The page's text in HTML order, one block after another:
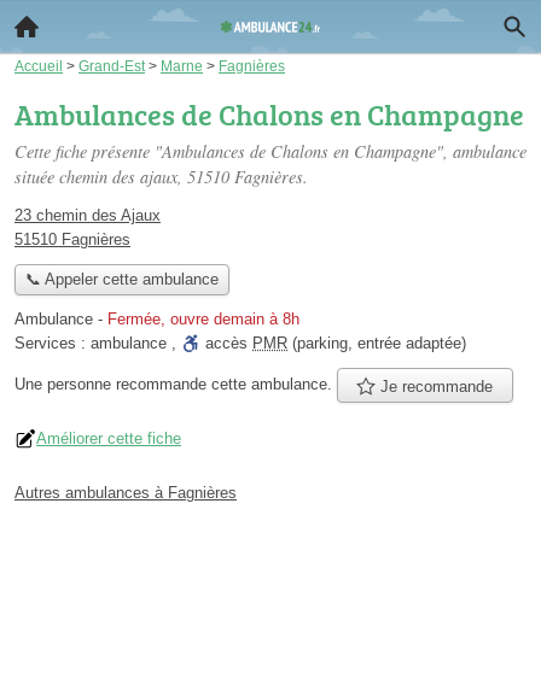
Accueil > Grand-Est > Marne > Fagnières
Ambulances de Chalons en Champagne
Cette fiche présente "Ambulances de Chalons en Champagne", ambulance
située chemin des ajaux, 51510 Fagnières.
23 chemin des Ajaux
51510 Fagnières
📞 Appeler cette ambulance
Ambulance - Fermée, ouvre demain à 8h
Services : ambulance , accès PMR (parking, entrée adaptée)
Une personne recommande cette ambulance. Je recommande
Améliorer cette fiche
Autres ambulances à Fagnières